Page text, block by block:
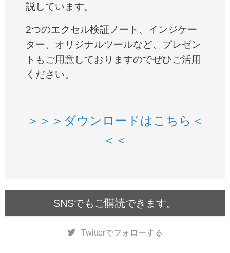
説しています。
2つのエクセル検証ノート、インジケー
ター、オリジナルツールなど、プレゼン
トもご用意しておりますのでぜひご活用
ください。
＞＞＞ダウンロードはこちら＜
＜＜
SNSでもご購読できます。
Twitterでフォローする